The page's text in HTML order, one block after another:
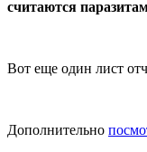
считаются
Вот еще один лист
Дополнительно